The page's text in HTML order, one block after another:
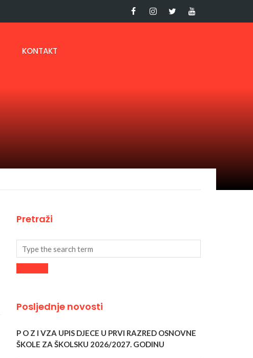
KONTAKT
Pretraži
Posljednje novosti
P O Z I VZA UPIS DJECE U PRVI RAZRED OSNOVNE
ŠKOLE ZA ŠKOLSKU 2026/2027. GODINU